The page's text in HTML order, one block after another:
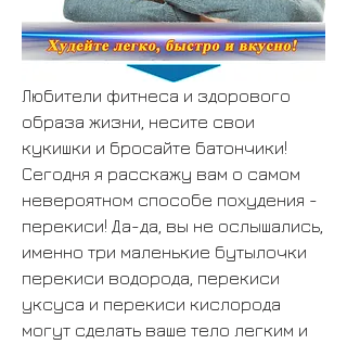
Любители фитнеса и здорового
образа жизни, несите свои
кукишки и бросайте батончики!
Сегодня я расскажу вам о самом
невероятном способе похудения -
перекиси! Да-да, вы не ослышались,
именно три маленькие бутылочки
перекиси водорода, перекиси
уксуса и перекиси кислорода
могут сделать ваше тело легким и